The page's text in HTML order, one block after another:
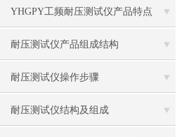
试仪的操作规程
YHGPY工频耐压测试仪产品特点
耐压测试仪产品组成结构
耐压测试仪操作步骤
耐压测试仪结构及组成